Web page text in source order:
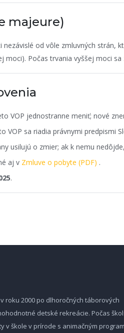
majeure)
od vôle zmluvných strán,
moci). Počas trvania vyššej moci
VOP jednostranne meniť; nové
VOP sa riadia právnymi predpismi
usilujú o zmier; ak k nemu
aj v Zmluve o pobyte (PDF) .
.
roku 2000 po dlhoročných táborových
detské rekreácie. Počas
v škole v prírode s animačným